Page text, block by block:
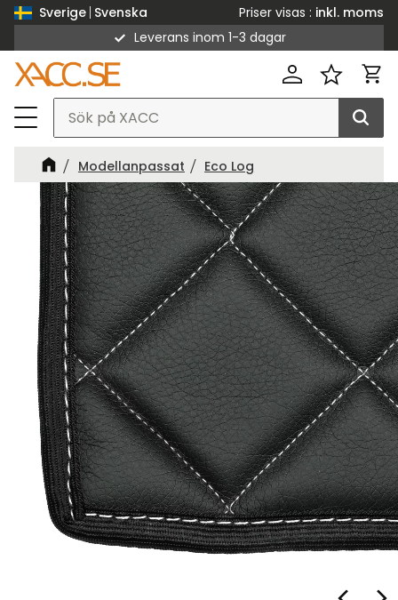
Sverige Svenska Priser visas
inkl. moms
Leverans inom 1-3 dagar
Modellanpassat Eco Log